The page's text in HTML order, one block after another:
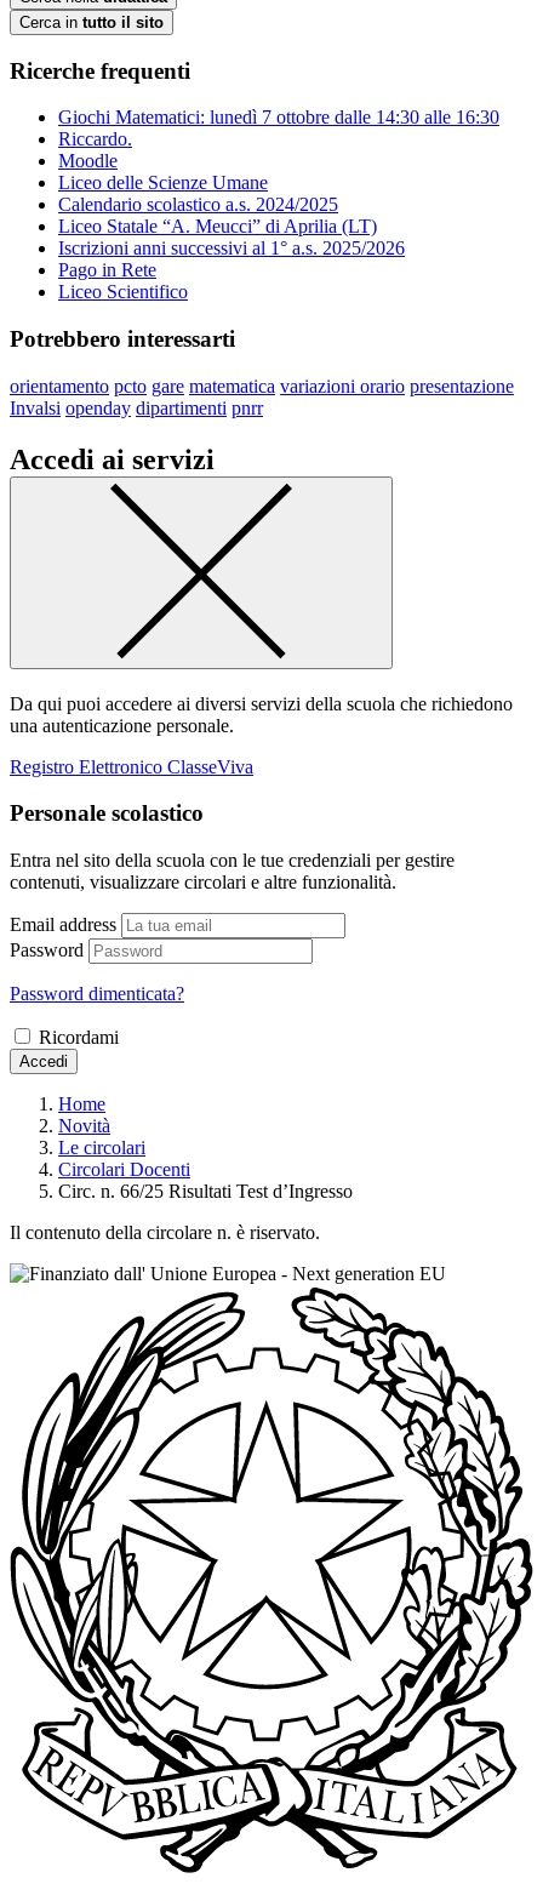
Cerca in tutto il sito
Ricerche frequenti
Giochi Matematici: lunedì 7 ottobre dalle 14:30 alle 16:30
Riccardo.
Moodle
Liceo delle Scienze Umane
Calendario scolastico a.s. 2024/2025
Liceo Statale “A. Meucci” di Aprilia (LT)
Iscrizioni anni successivi al 1° a.s. 2025/2026
Pago in Rete
Liceo Scientifico
Potrebbero interessarti
orientamento pcto gare matematica variazioni orario presentazione
Invalsi openday dipartimenti pnrr
Accedi ai servizi
Da qui puoi accedere ai diversi servizi della scuola che richiedono
una autenticazione personale.
Registro Elettronico ClasseViva
Personale scolastico
Entra nel sito della scuola con le tue credenziali per gestire
contenuti, visualizzare circolari e altre funzionalità.
Email address
Password
Password dimenticata?
Ricordami
Accedi
Home
Novità
Le circolari
Circolari Docenti
Circ. n. 66/25 Risultati Test d’Ingresso
Il contenuto della circolare n. è riservato.